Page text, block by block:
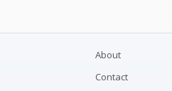
About
Contact